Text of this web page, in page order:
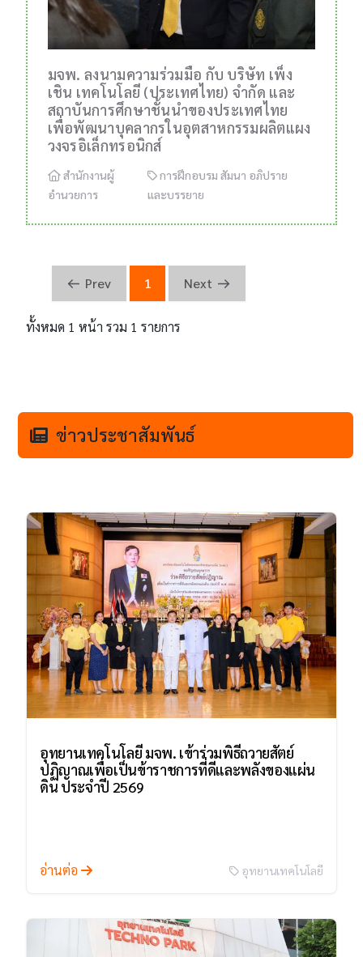
มจพ. ลงนามความร่วมมือ กับ บริษัท เพ็ง
เชิน เทคโนโลยี (ประเทศไทย) จำกัด และ
สถาบันการศึกษาชั้นนำของประเทศไทย
เพื่อพัฒนาบุคลากรในอุตสาหกรรมผลิตแผง
วงจรอิเล็กทรอนิกส์
สำนักงานผู้
อำนวยการ
การฝึกอบรม สัมนา อภิปราย
และบรรยาย
Prev 1 Next
ทั้งหมด 1 หน้า รวม 1 รายการ
ข่าวประชาสัมพันธ์
อุทยานเทคโนโลยี มจพ. เข้าร่วมพิธีถวายสัตย์
ปฏิญาณเพื่อเป็นข้าราชการที่ดีและพลังของแผ่น
ดิน ประจำปี 2569
อ่านต่อ อุทยานเทคโนโลยี